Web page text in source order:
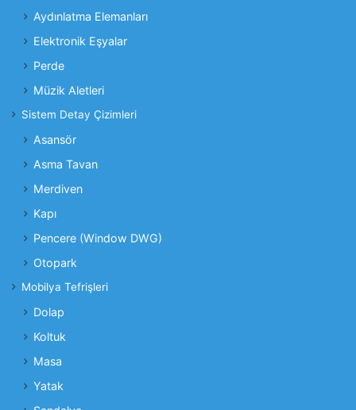
Aydınlatma Elemanları
Elektronik Eşyalar
Perde
Müzik Aletleri
Sistem Detay Çizimleri
Asansör
Asma Tavan
Merdiven
Kapı
Pencere (Window DWG)
Otopark
Mobilya Tefrişleri
Dolap
Koltuk
Masa
Yatak